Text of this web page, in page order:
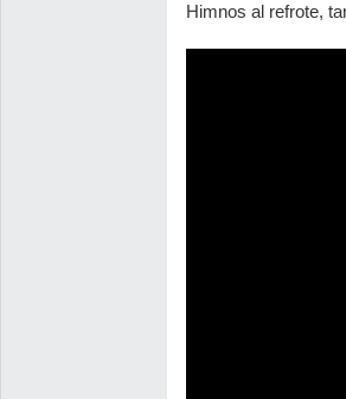
Himnos al refrote,